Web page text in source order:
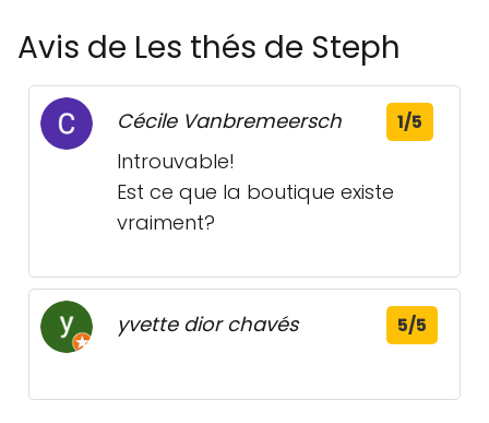
Avis de Les thés de Steph
Cécile Vanbremeersch 1/5
Introuvable!
Est ce que la boutique existe
vraiment?
yvette dior chavés 5/5